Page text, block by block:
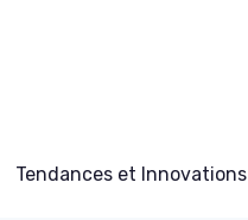
Tendances et Innovations